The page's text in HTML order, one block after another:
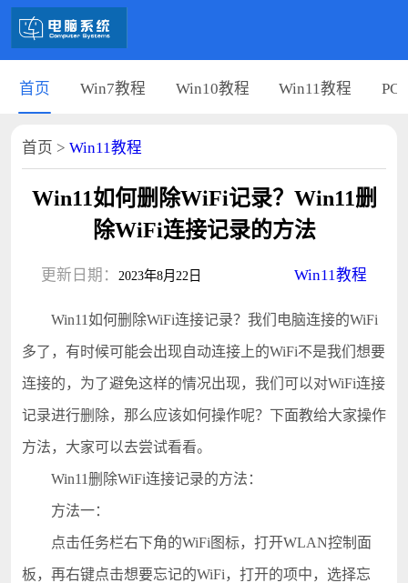
首页 Win7教程 Win10教程 Win11教程 PC
首页 > Win11教程
Win11如何删除WiFi记录？Win11删
除WiFi连接记录的方法
更新日期： 2023年8月22日 Win11教程
Win11如何删除WiFi连接记录？我们电脑连接的WiFi
多了，有时候可能会出现自动连接上的WiFi不是我们想要
连接的，为了避免这样的情况出现，我们可以对WiFi连接
记录进行删除，那么应该如何操作呢？下面教给大家操作
方法，大家可以去尝试看看。
Win11删除WiFi连接记录的方法：
方法一：
点击任务栏右下角的WiFi图标，打开WLAN控制面
板，再右键点击想要忘记的WiFi，打开的项中，选择忘